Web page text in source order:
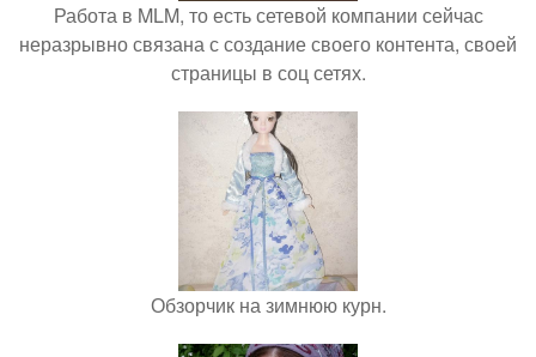
Работа в MLM, то есть сетевой компании сейчас
неразрывно связана с создание своего контента, своей
страницы в соц сетях.
Обзорчик на зимнюю курн.